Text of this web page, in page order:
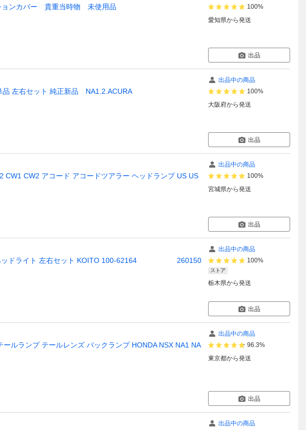
ンカバー 貴重当時物 未使用品
100%
愛知県から発送
出品
左右セット 純正新品 NA1.2.ACURA
出品中の商品
100%
大阪府から発送
出品
CW1 CW2 アコード アコードツアラー ヘッドランプ US US
出品中の商品
100%
宮城県から発送
出品
ヘッドライト 左右セット KOITO 100-62164 260150
出品中の商品
100%
ストア
栃木県から発送
出品
ルランプ テールレンズ バックランプ HONDA NSX NA1 NA
出品中の商品
96.3%
東京都から発送
出品
出品中の商品